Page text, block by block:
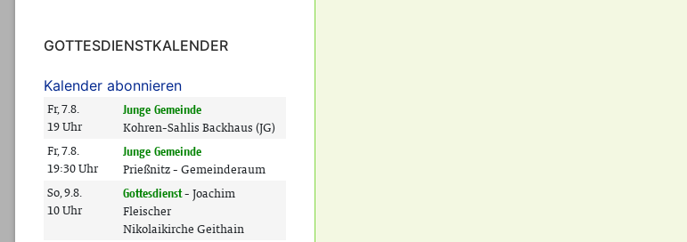
GOTTESDIENSTKALENDER
Kalender abonnieren